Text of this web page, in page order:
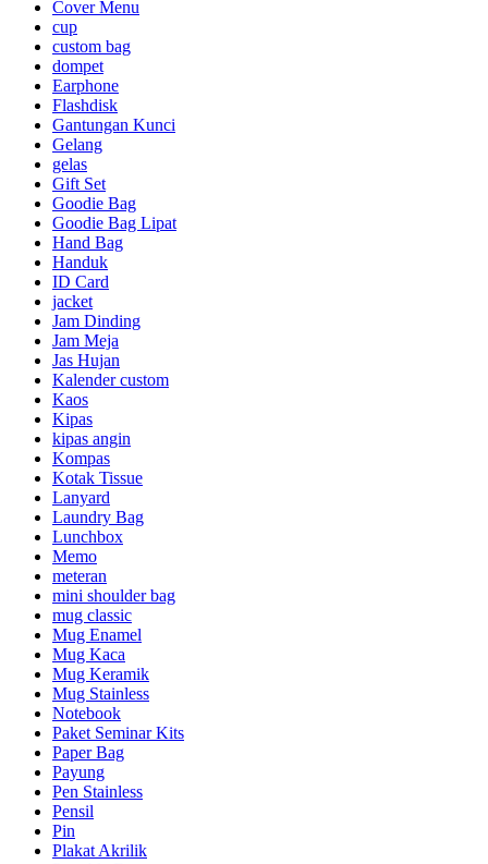
Cover Menu
cup
custom bag
dompet
Earphone
Flashdisk
Gantungan Kunci
Gelang
gelas
Gift Set
Goodie Bag
Goodie Bag Lipat
Hand Bag
Handuk
ID Card
jacket
Jam Dinding
Jam Meja
Jas Hujan
Kalender custom
Kaos
Kipas
kipas angin
Kompas
Kotak Tissue
Lanyard
Laundry Bag
Lunchbox
Memo
meteran
mini shoulder bag
mug classic
Mug Enamel
Mug Kaca
Mug Keramik
Mug Stainless
Notebook
Paket Seminar Kits
Paper Bag
Payung
Pen Stainless
Pensil
Pin
Plakat Akrilik